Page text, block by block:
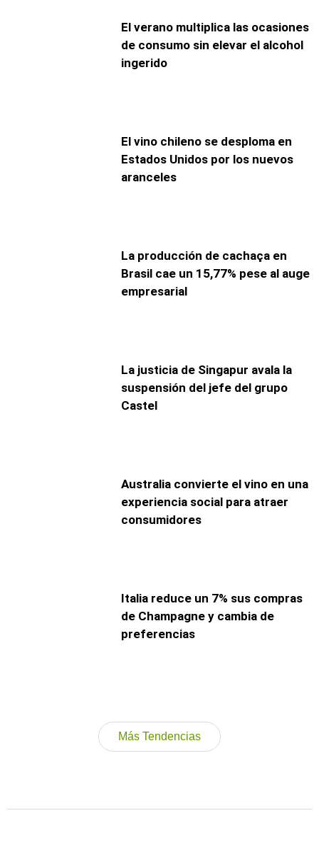
El verano multiplica las ocasiones
de consumo sin elevar el alcohol
ingerido
El vino chileno se desploma en
Estados Unidos por los nuevos
aranceles
La producción de cachaça en
Brasil cae un 15,77% pese al auge
empresarial
La justicia de Singapur avala la
suspensión del jefe del grupo
Castel
Australia convierte el vino en una
experiencia social para atraer
consumidores
Italia reduce un 7% sus compras
de Champagne y cambia de
preferencias
Más Tendencias